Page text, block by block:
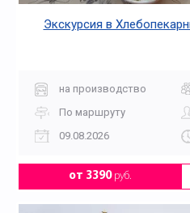
Экскурсия в
на производство
По маршруту
09.08.2026
от 3390руб.